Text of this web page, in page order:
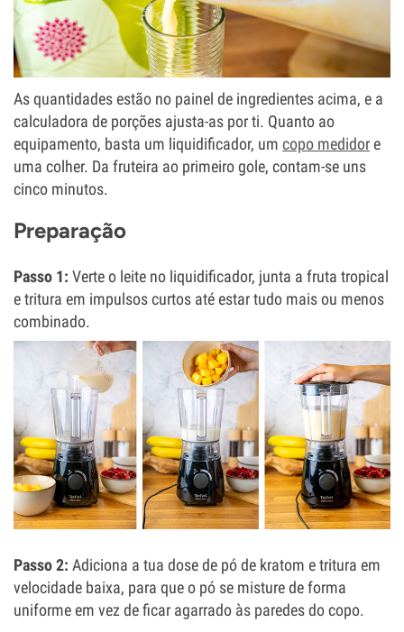
As quantidades estão no painel de ingredientes acima, e a
calculadora de porções ajusta-as por ti. Quanto ao
equipamento, basta um liquidificador, um copo medidore
uma colher. Da fruteira ao primeiro gole, contam-se uns
cinco minutos.
Preparação
Passo 1: Verte o leite no liquidificador, junta a fruta tropical
e tritura em impulsos curtos até estar tudo mais ou menos
combinado.
Passo 2: Adiciona a tua dose de pó de kratom e tritura em
velocidade baixa, para que o pó se misture de forma
uniforme em vez de ficar agarrado às paredes do copo.